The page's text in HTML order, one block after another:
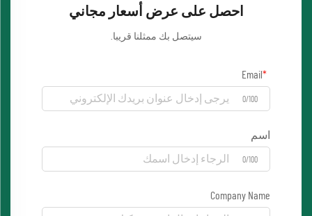
احصل على عرض أسعار مجاني
سيتصل بك ممثلنا قريبا.
Email
0/100
اسم
0/100
Company Name